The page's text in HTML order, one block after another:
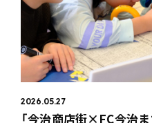
2026.05.27
「今治商店街×FC今治